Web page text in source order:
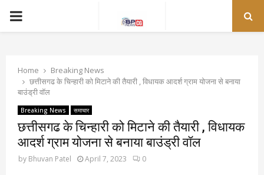
PRIMARY
Home
Breaking News
छत्तीसगढ के चिन्हारी को मिटाने की तैयारी , विधायक आदर्श ग्राम योजना से बनाया
बाउंड्री वॉल
Breaking News समाचार
छत्तीसगढ के चिन्हारी को मिटाने की तैयारी , विधायक
आदर्श ग्राम योजना से बनाया बाउंड्री वॉल
by Bhuvan Patel April 7, 2023 0